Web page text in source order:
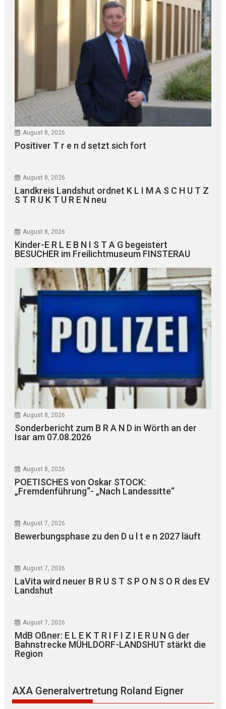
August 8, 2026
Positiver T r e n d setzt sich fort
August 8, 2026
Landkreis Landshut ordnet K L I M A S C H U T Z
S T R U K T U R E N neu
August 8, 2026
Kinder-E R L E B N I S T A G begeistert
BESUCHER im Freilichtmuseum FINSTERAU
August 8, 2026
Sonderbericht zum B R A N D in Wörth an der
Isar am 07.08.2026
August 8, 2026
POETISCHES von Oskar STOCK:
„Fremdenführung“- „Nach Landessitte“
August 7, 2026
Bewerbungsphase zu den D u l t e n 2027 läuft
August 7, 2026
LaVita wird neuer B R U S T S P O N S O R des EV
Landshut
August 7, 2026
MdB Oßner: E L E K T R I F I Z I E R U N G der
Bahnstrecke MÜHLDORF-LANDSHUT stärkt die
Region
AXA Generalvertretung Roland Eigner